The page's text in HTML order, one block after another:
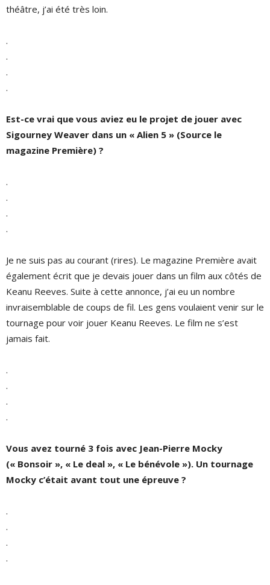
théâtre, j’ai été très loin.
.
.
.
.
Est-ce vrai que vous aviez eu le projet de jouer avec
Sigourney Weaver dans un « Alien 5 » (Source le
magazine Première) ?
.
.
.
.
Je ne suis pas au courant (rires). Le magazine Première avait
également écrit que je devais jouer dans un film aux côtés de
Keanu Reeves. Suite à cette annonce, j’ai eu un nombre
invraisemblable de coups de fil. Les gens voulaient venir sur le
tournage pour voir jouer Keanu Reeves. Le film ne s’est
jamais fait.
.
.
.
.
Vous avez tourné 3 fois avec Jean-Pierre Mocky
(« Bonsoir », « Le deal », « Le bénévole »). Un tournage
Mocky c’était avant tout une épreuve ?
.
.
.
.